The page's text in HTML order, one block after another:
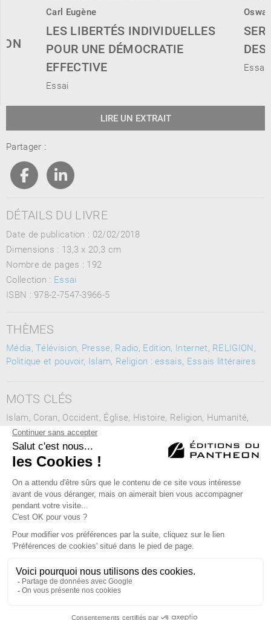
Carl Eugène
LES LIBERTÉS INDIVIDUELLES
POUR UNE DÉMOCRATIE
EFFECTIVE
Essai
DES
Essai
LIRE UN EXTRAIT
Partager :
DÉTAILS DU LIVRE
Date de publication : 02/02/2018
Dimensions : 13,3 x 20,3 cm
Nombre de pages : 192
Collection : Essai
ISBN : 978-2-7547-3966-5
THÈMES
Média, Télévision, Presse, Radio, Edition, Internet, RELIGION,
Politique et pouvoir, Islam, Religion : essais, Essais littéraires
MOTS CLÉS
Islam, Coran, Occident, Église, Histoire, Religion, Humanité,
Pluralisme culturel, Diversité, Médias, Islamophobie, Vivre
ensemble, Education, Scolarité, Mosquées, Lieux de culte,
Terrorisme, Opinion publique, Mohammed VI
Éditions du Panthéon - 12, rue Antoine Bourdelle
75015 Paris
01 43 71 14 72
FAQ LIBRAIRIES MENTIONS LÉGALES